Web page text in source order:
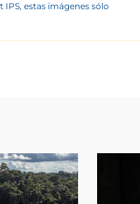
estas imágenes sólo